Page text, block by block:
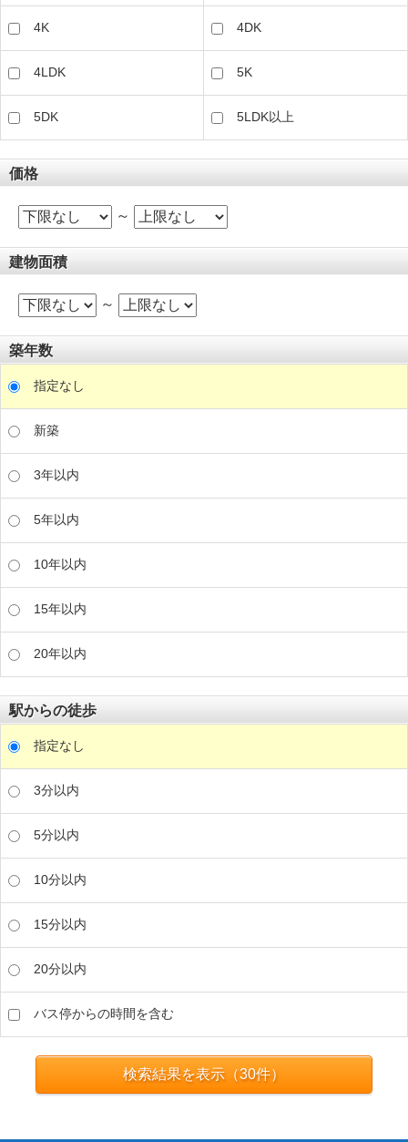
4K 4DK
4LDK 5K
5DK 5LDK以上
価格
～
建物面積
～
築年数
指定なし
新築
3年以内
5年以内
10年以内
15年以内
20年以内
駅からの徒歩
指定なし
3分以内
5分以内
10分以内
15分以内
20分以内
バス停からの時間を含む
検索結果を表示（30件）